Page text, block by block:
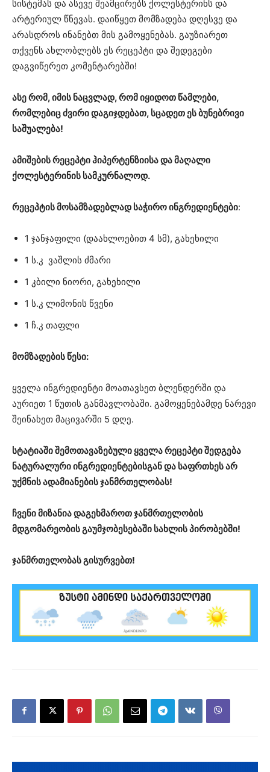
სისტემას და ასევე შეამცირებს ქოლესტერინს და
არტერიულ წნევას. დაიწყეთ მომზადება დღესვე და
არასდროს ინანებთ მის გამოყენებას. გაუზიარეთ
თქვენს ახლობლებს ეს რეცეპტი და შედეგები
დაგვიწერეთ კომენტარებში!
ასე რომ, იმის ნაცვლად, რომ იყიდოთ წამლები,
რომლებიც ძვირი დაგიჯდებათ, სცადეთ ეს ბუნებრივი
საშუალება!
ამიშების რეცეპტი ჰიპერტენზიისა და მაღალი
ქოლესტერინის სამკურნალოდ.
რეცეპტის მოსამზადებლად საჭირო ინგრედიენტები:
1 ჯანჯაფილი (დაახლოებით 4 სმ), გახეხილი
1 ს.კ ვაშლის ძმარი
1 კბილი ნიორი, გახეხილი
1 ს.კ ლიმონის წვენი
1 ჩ.კ თაფლი
მომზადების წესი:
ყველა ინგრედიენტი მოათავსეთ ბლენდერში და
აურიეთ 1 წუთის განმავლობაში. გამოყენებამდე ნარევი
შეინახეთ მაცივარში 5 დღე.
სტატიაში შემოთავაზებული ყველა რეცეპტი შედგება
ნატურალური ინგრედიენტებისგან და საფრთხეს არ
უქმნის ადამიანების ჯანმრთელობას!
ჩვენი მიზანია დაგეხმაროთ ჯანმრთელობის
მდგომარეობის გაუმჯობესებაში სახლის პირობებში!
ჯანმრთელობას გისურვებთ!